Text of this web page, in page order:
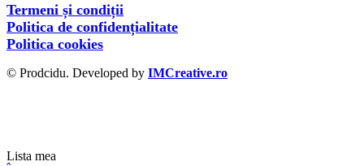
Termeni și condiții
Politica de confidențialitate
Politica cookies
© Prodcidu. Developed by IMCreative.ro
Lista mea